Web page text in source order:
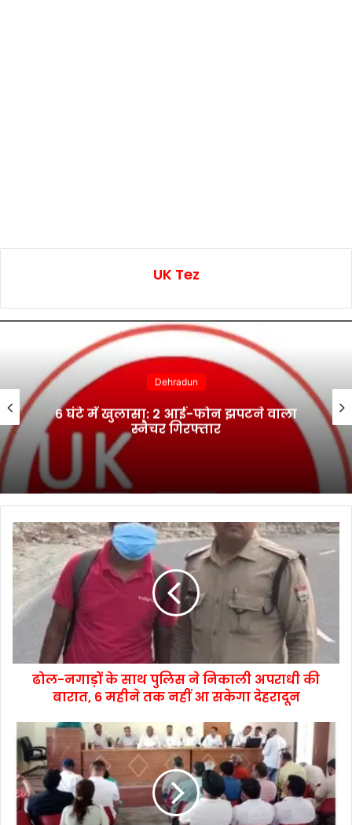
UK Tez
Dehradun
6 घंटे में खुलासा: 2 आई-फोन झपटने वाला
स्नैचर गिरफ्तार
ढोल-नगाड़ों के साथ पुलिस ने निकाली अपराधी की
बारात, 6 महीने तक नहीं आ सकेगा देहरादून